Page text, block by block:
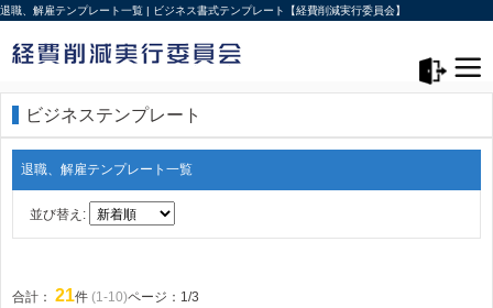
退職、解雇テンプレート一覧 | ビジネス書式テンプレート【経費削減実行委員会】
ビジネステンプレート
退職、解雇テンプレート一覧
並び替え:
合計： 21件 (1-10)ページ：1/3